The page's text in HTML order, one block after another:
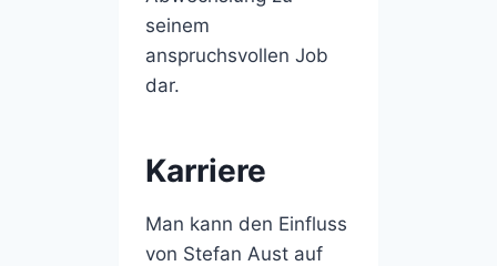
seinem
anspruchsvollen Job
dar.
Karriere
Man kann den Einfluss
von Stefan Aust auf